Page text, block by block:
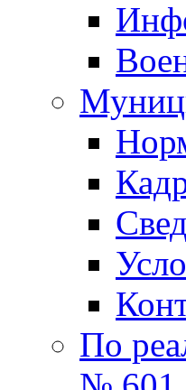
По